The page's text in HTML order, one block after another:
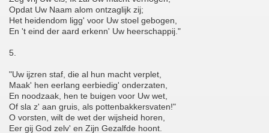
Opdat Uw Naam alom ontzaglijk zij;
Het heidendom ligg' voor Uw stoel gebogen,
En 't eind der aard erkenn' Uw heerschappij."
5.
"Uw ijzren staf, die al hun macht verplet,
Maak' hen eerlang eerbiedig' onderzaten,
En noodzaak, hen te buigen voor Uw wet,
Of sla z' aan gruis, als pottenbakkersvaten!"
O vorsten, wilt de wet der wijsheid horen,
Eer gij God zelv' en Zijn Gezalfde hoont.